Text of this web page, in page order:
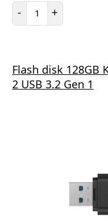
- Počet položiek
+
Flash disk 128GB
2 USB 3.2 Gen 1